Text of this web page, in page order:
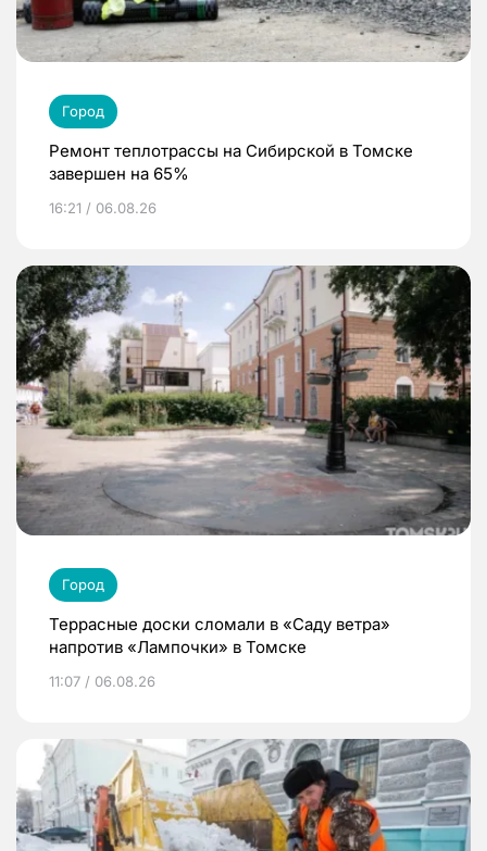
Город
Ремонт теплотрассы на Сибирской в Томске
завершен на 65%
16:21 / 06.08.26
Город
Террасные доски сломали в «Саду ветра»
напротив «Лампочки» в Томске
11:07 / 06.08.26